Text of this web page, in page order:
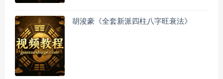
胡浚豪《全套新派四柱八字旺衰法》